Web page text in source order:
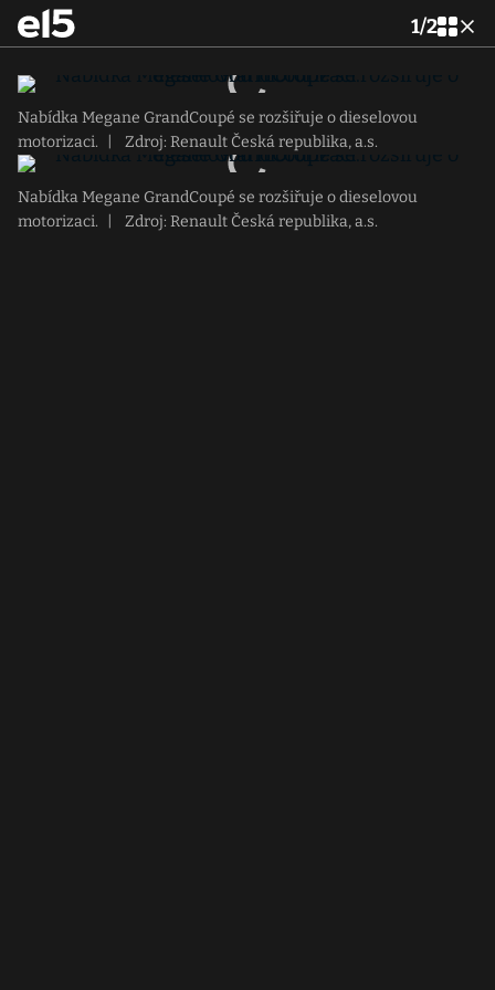
1/2
Nabídka Megane GrandCoupé se rozšiřuje o dieselovou
motorizaci.
Zdroj: Renault Česká republika, a.s.
Nabídka Megane GrandCoupé se rozšiřuje o dieselovou
motorizaci.
Zdroj: Renault Česká republika, a.s.